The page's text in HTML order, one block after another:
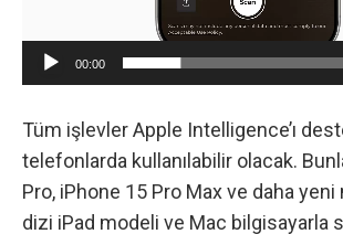
00:00
Tüm işlevler Apple Intelligence’ı
telefonlarda kullanılabilir olacak.
Pro, iPhone 15 Pro Max ve daha
dizi iPad modeli ve Mac bilgisayarla